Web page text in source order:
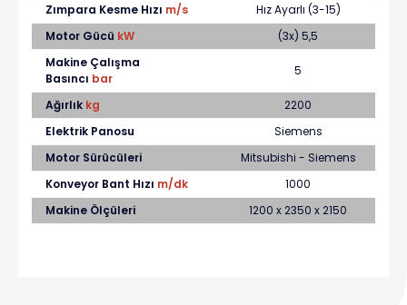
Zımpara Kesme Hızı m/s
Hız Ayarlı (3-15)
Motor Gücü kW
(3x) 5,5
Makine Çalışma
Basıncı bar
5
Ağırlık kg
2200
Elektrik Panosu
Siemens
Motor Sürücüleri
Mitsubishi - Siemens
Konveyor Bant Hızı m/dk
1000
Makine Ölçüleri
1200 x 2350 x 2150